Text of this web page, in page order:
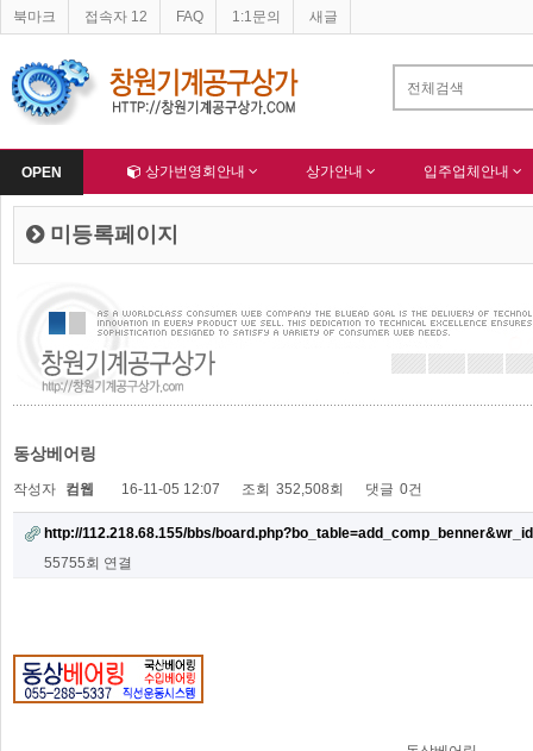
OPEN
북마크 접속자 12 FAQ 1:1문의 새글
알림 창원기계공구상가 지하주차장 불법적재물 문제
Home 상가번영회안내 상가안내 입주업체안내
미등록페이지
동상베어링
작성자 컴웹 16-11-05 12:07 조회 352,508회 댓글 0건
http://112.218.68.155/bbs/
55755회 연결